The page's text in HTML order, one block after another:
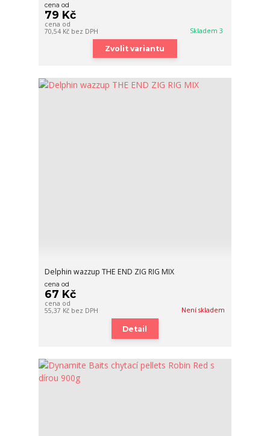
cena od
79 Kč
cena od
70,54 Kč bez DPH Skladem 3
Zvolit variantu
Delphin wazzup THE END ZIG RIG MIX
cena od
67 Kč
cena od
55,37 Kč bez DPH Není skladem
Detail